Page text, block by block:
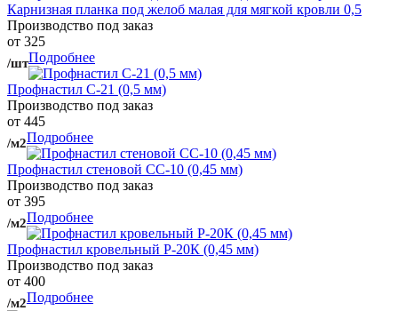
Карнизная планка под желоб малая для мягкой кровли 0,5
Производство под заказ
от 325
/штПодробнее
Профнастил С-21 (0,5 мм)
Производство под заказ
от 445
/м2Подробнее
Профнастил стеновой СС-10 (0,45 мм)
Производство под заказ
от 395
/м2Подробнее
Профнастил кровельный Р-20К (0,45 мм)
Производство под заказ
от 400
/м2Подробнее